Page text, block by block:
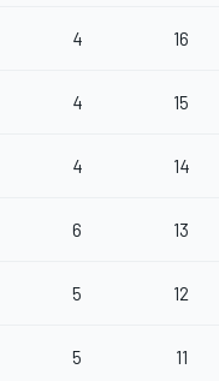
4 16
4 15
4 14
6 13
5 12
5 11